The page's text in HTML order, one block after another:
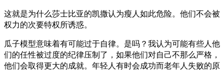
这就是为什么莎士比亚的凯撒认为瘦人如此危险。他们不会被
权力的次要特权所诱惑。
瓜子模型意味着有可能过于自律。是吗？我认为可能有些人他
们的任性被过度的纪律压制了，如果他们对自己不那么严格，
他们会取得更大的成就。年轻人有时会成功而老年人失败的原